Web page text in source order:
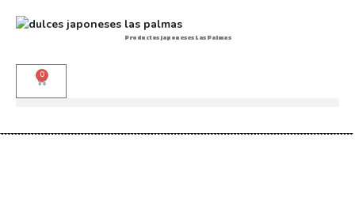
Productos japoneses Las Palmas
0